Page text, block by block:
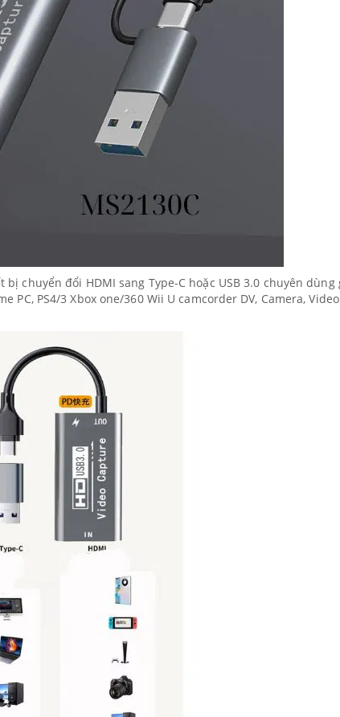
bị chuyển đổi HDMI sang Type-C hoặc USB 3.0 chuyên dùng
PS4/3 Xbox one/360 Wii U camcorder DV, Camera, Video